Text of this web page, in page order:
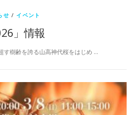
せ /イベント
」情報
す樹齢を誇る山高神代桜をはじめ …